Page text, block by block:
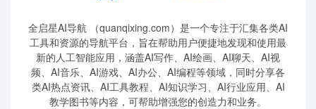
全启星AI导航 （quanqixing.com）是一个专注于汇集各类AI
工具和资源的导航平台，旨在帮助用户便捷地发现和使用最
新的人工智能应用，涵盖AI写作、AI绘画、AI聊天、AI视
频、AI音乐、AI游戏、AI办公、AI编程等领域，同时分享各
类AI热点资讯、AI工具教程、AI知识学习、AI行业应用、AI
教学图书等内容，可帮助增强您的创造力和业务。